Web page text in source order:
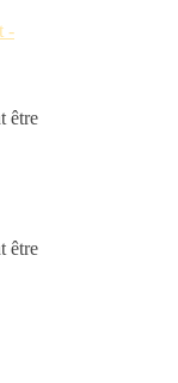
être
être